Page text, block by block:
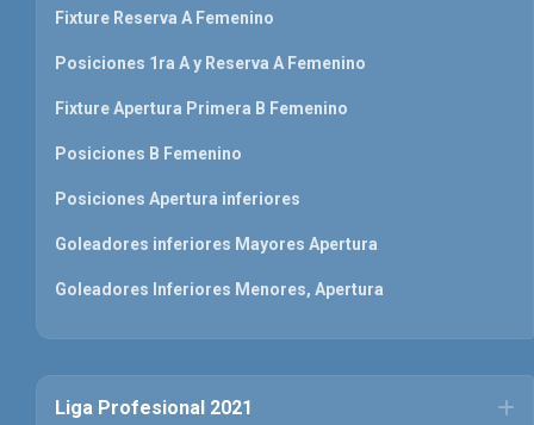
Fixture Reserva A Femenino
Posiciones 1ra A y Reserva A Femenino
Fixture Apertura Primera B Femenino
Posiciones B Femenino
Posiciones Apertura inferiores
Goleadores inferiores Mayores Apertura
Goleadores Inferiores Menores, Apertura
Liga Profesional 2021